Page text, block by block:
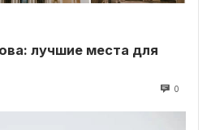
лучшие места для
0